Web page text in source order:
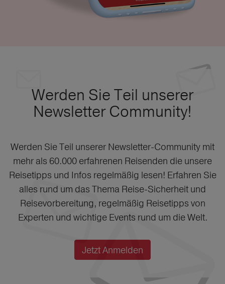
Werden Sie Teil unserer
Newsletter Community!
Werden Sie Teil unserer Newsletter-Community mit
mehr als 60.000 erfahrenen Reisenden die unsere
Reisetipps und Infos regelmäßig lesen! Erfahren Sie
alles rund um das Thema Reise-Sicherheit und
Reisevorbereitung, regelmäßig Reisetipps von
Experten und wichtige Events rund um die Welt.
Jetzt Anmelden